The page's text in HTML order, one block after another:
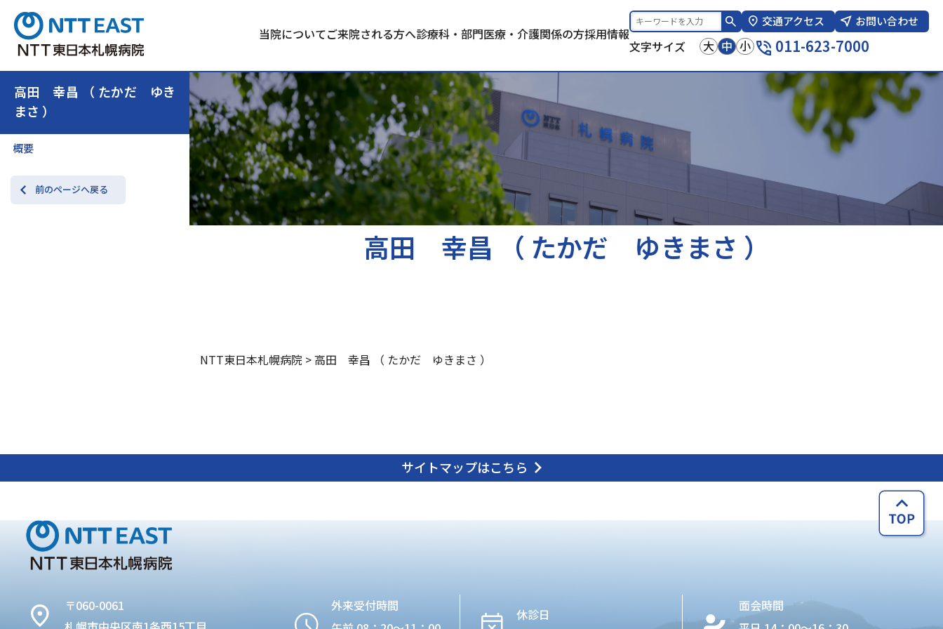
当院についてご来院される方へ診療科・部門医療・介護関係の方採用情報
交通アクセス お問い合わせ
文字サイズ 大 中 小 011-623-7000
高田 幸昌 （ たかだ ゆき
まさ ）
概要
前のページへ戻る
高田 幸昌 （ たかだ ゆきまさ ）
NTT東日本札幌病院 >高田 幸昌 （ たかだ ゆきまさ ）
サイトマップはこちら
〒060-0061
外来受付時間
休診日
面会時間